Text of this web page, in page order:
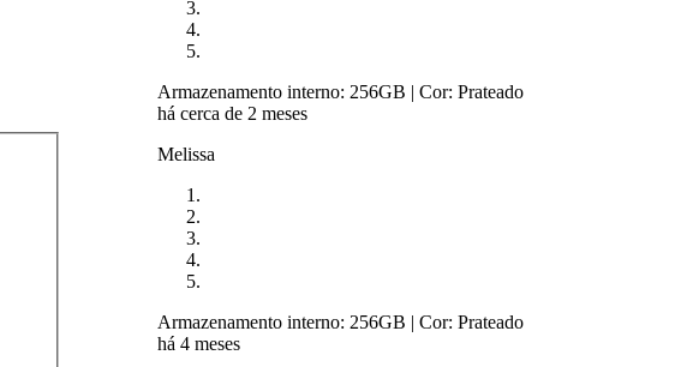
Armazenamento interno: 256GB | Cor: Prateado
há cerca de 2 meses
Melissa
Armazenamento interno: 256GB | Cor: Prateado
há 4 meses